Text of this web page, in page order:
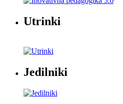
Utrinki
Jedilniki